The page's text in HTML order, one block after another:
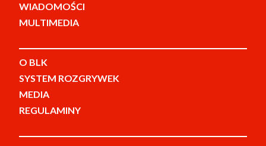
WIADOMOŚCI
MULTIMEDIA
O BLK
SYSTEM ROZGRYWEK
MEDIA
REGULAMINY